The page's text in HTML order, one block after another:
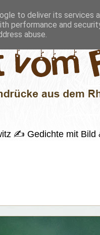
✍️ Gedichte mit Bild
to deliver its services
performance and
abuse.